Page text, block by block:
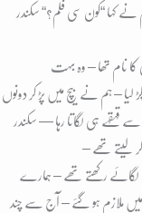
نے کہا “کون سی فلم؟“ سکندر
کا نام تھا – وہ بہت
لیا – ہم نے بیچ میں پڑ کر دونوں
قہقہے ہی لگاتا رہا — سکندر
لیتے تھے –
لگائے رکھتے تھے – ہمارے
میں ملازم ہو گئے – آج سے چند